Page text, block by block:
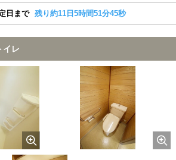
日まで 残り約11日5時間51分44秒
イレ